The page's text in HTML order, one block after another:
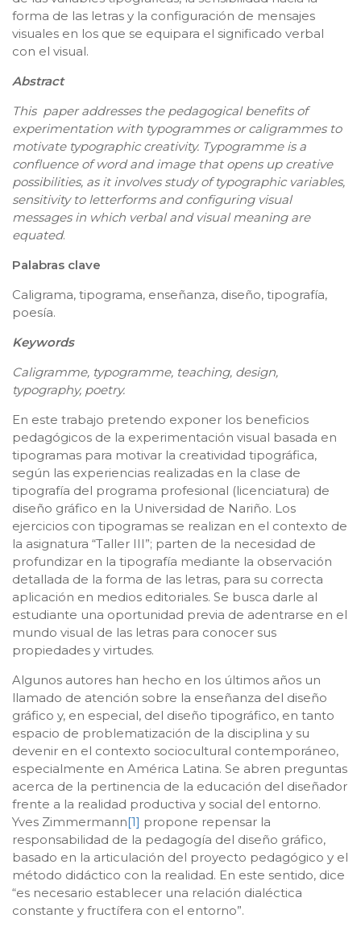
forma de las letras y la configuración de mensajes
visuales en los que se equipara el significado verbal
con el visual.
Abstract
This paper addresses the pedagogical benefits of
experimentation with typogrammes or caligrammes to
motivate typographic creativity. Typogramme is a
confluence of word and image that opens up creative
possibilities, as it involves study of typographic variables,
sensitivity to letterforms and configuring visual
messages in which verbal and visual meaning are
equated.
Palabras clave
Caligrama, tipograma, enseñanza, diseño, tipografía,
poesía.
Keywords
Caligramme, typogramme, teaching, design,
typography, poetry.
En este trabajo pretendo exponer los beneficios
pedagógicos de la experimentación visual basada en
tipogramas para motivar la creatividad tipográfica,
según las experiencias realizadas en la clase de
tipografía del programa profesional (licenciatura) de
diseño gráfico en la Universidad de Nariño. Los
ejercicios con tipogramas se realizan en el contexto de
la asignatura “Taller III”; parten de la necesidad de
profundizar en la tipografía mediante la observación
detallada de la forma de las letras, para su correcta
aplicación en medios editoriales. Se busca darle al
estudiante una oportunidad previa de adentrarse en el
mundo visual de las letras para conocer sus
propiedades y virtudes.
Algunos autores han hecho en los últimos años un
llamado de atención sobre la enseñanza del diseño
gráfico y, en especial, del diseño tipográfico, en tanto
espacio de problematización de la disciplina y su
devenir en el contexto sociocultural contemporáneo,
especialmente en América Latina. Se abren preguntas
acerca de la pertinencia de la educación del diseñador
frente a la realidad productiva y social del entorno.
Yves Zimmermann[1] propone repensar la
responsabilidad de la pedagogía del diseño gráfico,
basado en la articulación del proyecto pedagógico y el
método didáctico con la realidad. En este sentido, dice
“es necesario establecer una relación dialéctica
constante y fructífera con el entorno”.